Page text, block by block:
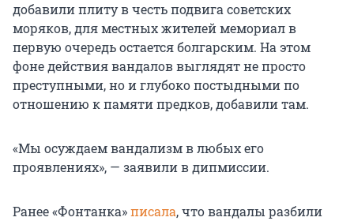
добавили плиту в честь подвига советских
моряков, для местных жителей мемориал в
первую очередь остается болгарским. На этом
фоне действия вандалов выглядят не просто
преступными, но и глубоко постыдными по
отношению к памяти предков, добавили там.
«Мы осуждаем вандализм в любых его
проявлениях», — заявили в дипмиссии.
Ранее «Фонтанка»писала, что вандалы разбили